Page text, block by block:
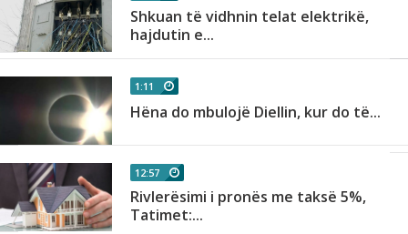
Shkuan të vidhnin telat elektrikë,
hajdutin e...
1:11
Hëna do mbulojë Diellin, kur do të...
12:57
Rivlerësimi i pronës me taksë 5%,
Tatimet:...